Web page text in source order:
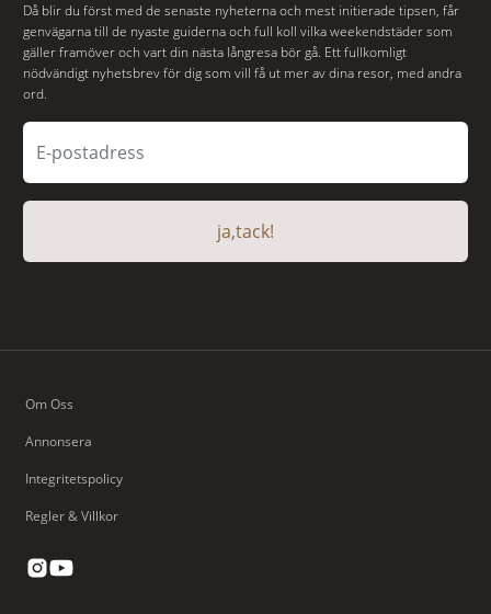
Då blir du först med de senaste nyheterna och mest initierade tipsen, får
genvägarna till de nyaste guiderna och full koll vilka weekendstäder som
gäller framöver och vart din nästa långresa bör gå. Ett fullkomligt
nödvändigt nyhetsbrev för dig som vill få ut mer av dina resor, med andra
ord.
ja,tack!
Om Oss
Annonsera
Integritetspolicy
Regler & Villkor